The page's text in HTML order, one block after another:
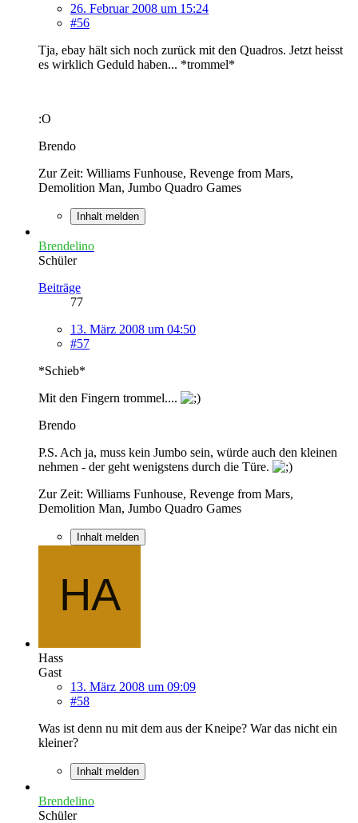
26. Februar 2008 um 15:24
#56
Tja, ebay hält sich noch zurück mit den Quadros. Jetzt heisst
es wirklich Geduld haben... *trommel*
:O
Brendo
Zur Zeit: Williams Funhouse, Revenge from Mars,
Demolition Man, Jumbo Quadro Games
Inhalt melden
Brendelino
Schüler
Beiträge
77
13. März 2008 um 04:50
#57
*Schieb*
Mit den Fingern trommel....
Brendo
P.S. Ach ja, muss kein Jumbo sein, würde auch den kleinen
nehmen - der geht wenigstens durch die Türe.
Zur Zeit: Williams Funhouse, Revenge from Mars,
Demolition Man, Jumbo Quadro Games
Inhalt melden
Hass
Gast
13. März 2008 um 09:09
#58
Was ist denn nu mit dem aus der Kneipe? War das nicht ein
kleiner?
Inhalt melden
Brendelino
Schüler